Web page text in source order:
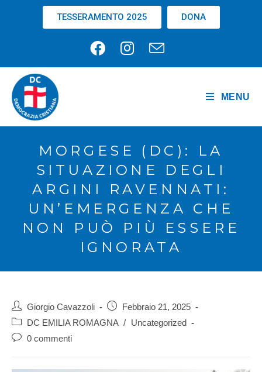
TESSERAMENTO 2025 DONA
MENU
MORGESE (DC): LA
SITUAZIONE DEGLI
ARGINI RAVENNATI:
UN’EMERGENZA CHE
NON PUÒ PIÙ ESSERE
IGNORATA
Giorgio Cavazzoli
Febbraio 21, 2025
DC EMILIA ROMAGNA /
Uncategorized
0 commenti